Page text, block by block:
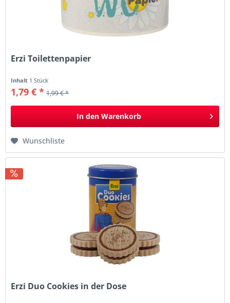
Erzi Toilettenpapier
Inhalt 1 Stück
1,79 € * 1,99 € *
In den Warenkorb
Wunschliste
Erzi Duo Cookies in der Dose